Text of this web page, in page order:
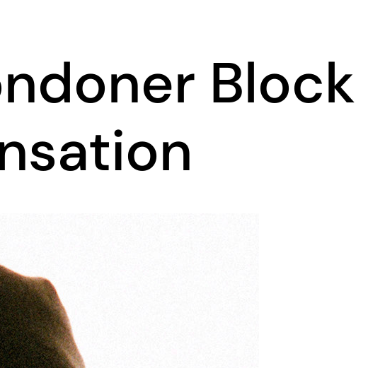
Block